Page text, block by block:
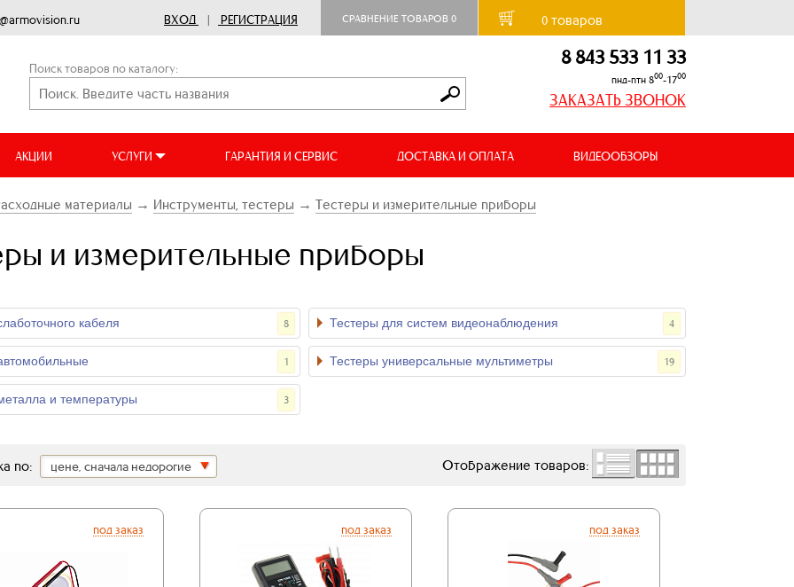
ВХОД | РЕГИСТРАЦИЯ СРАВНЕНИЕ ТОВАРОВ 0 0товаров
Поиск товаров по каталогу: 8 843 533 11 33
пнд-птн 800-1700
ЗАКАЗАТЬ ЗВОНОК
АКЦИИ УСЛУГИ ГАРАНТИЯ И СЕРВИС ДОСТАВКА И ОПЛАТА ВИДЕООБЗОРЫ
материалы → Инструменты, тестеры → Тестеры и измерительные приборы
и измерительные приборы
8
кабеля 4
Тестеры для систем видеонаблюдения
1 19
Тестеры универсальные мультиметры
3
и температуры
Отображение товаров:
по: цене, сначала недорогие
под заказ под заказ под заказ